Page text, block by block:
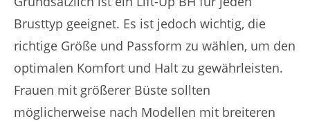
Brusttyp geeignet. Es ist jedoch wichtig, die
richtige Größe und Passform zu wählen, um den
optimalen Komfort und Halt zu gewährleisten.
Frauen mit größerer Büste sollten
möglicherweise nach Modellen mit breiteren